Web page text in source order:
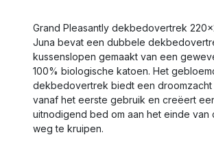
Grand Pleasantly dekbedovertrek
Juna bevat een dubbele
kussenslopen gemaakt van een
100% biologische katoen. Het
dekbedovertrek biedt een
vanaf het eerste gebruik en creëert
uitnodigend bed om aan het einde van
weg te kruipen.